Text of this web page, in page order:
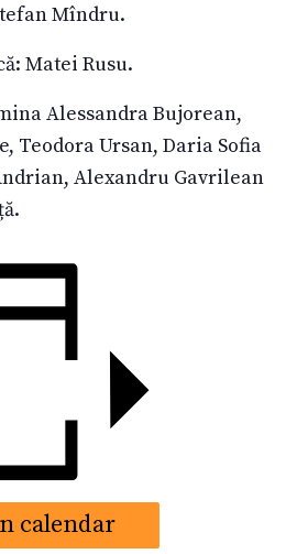
Mîndru.
Matei Rusu.
Alessandra Bujorean,
Teodora Ursan, Daria Sofia
Alexandru Gavrilean
calendar